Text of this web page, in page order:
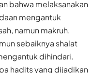
bahwa melaksanakan
mengantuk
namun makruh.
sebaiknya shalat
dihindari.
hadits yang dijadikan